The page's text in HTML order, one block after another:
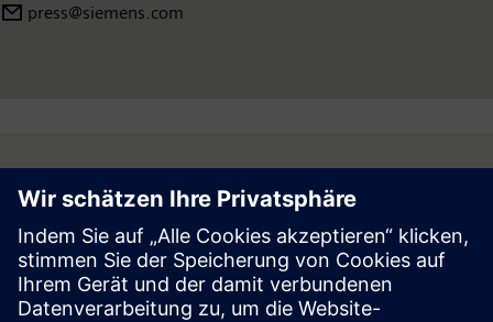
press@siemens.com
Follow